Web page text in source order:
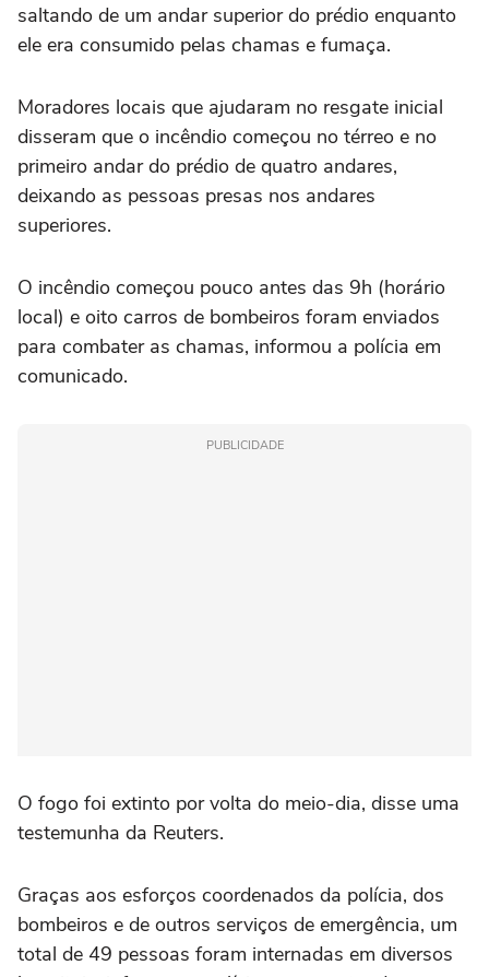
saltando ‌de um andar superior do prédio enquanto
ele era consumido pelas ‌chamas e fumaça.
Moradores locais ⁠que ajudaram no ⁠resgate inicial
disseram que o incêndio começou no térreo e no
primeiro ⁠andar do prédio de quatro ‌andares,
deixando as pessoas ‌presas nos andares
superiores.
O incêndio começou pouco antes das 9h (horário
local) e oito carros de bombeiros foram enviados
para combater as chamas, informou a polícia em
comunicado.
PUBLICIDADE
O fogo foi extinto ⁠por volta do meio-dia, disse uma
testemunha da Reuters.
Graças aos esforços coordenados da polícia, dos
bombeiros e de outros serviços de emergência, um
total de 49 pessoas foram internadas em diversos